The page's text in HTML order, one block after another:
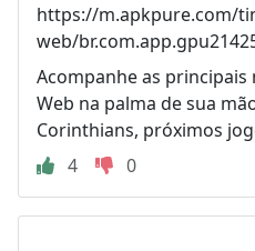
https://m.apkpure.com/
web/
Acompanhe as
Web na palma de sua
Corinthians, próximos
4
0